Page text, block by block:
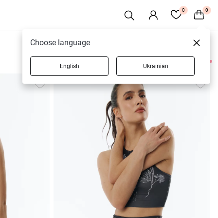
0 0
12 товарів
Choose language
English Ukrainian